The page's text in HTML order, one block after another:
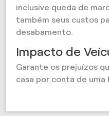
inclusive queda de
também seus custos
desabamento.
Impacto de
Garante os prejuízos
casa por conta de uma